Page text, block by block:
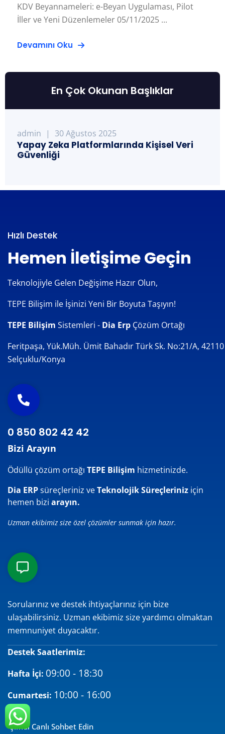
KDV Beyannameleri: e-Beyan Uygulaması, Pilot
İller ve Yeni Düzenlemeler 05/11/2025 ...
Devamını Oku
En Çok Okunan Başlıklar
admin | 30 Ağustos 2025
Yapay Zeka Platformlarında Kişisel Veri
Güvenliği
Hızlı Destek
Hemen İletişime Geçin
Teknolojiyle Gelen Değişime Hazır Olun,
TEPE Bilişim ile İşinizi Yeni Bir Boyuta Taşıyın!
TEPE Bilişim Sistemleri - Dia Erp Çözüm Ortağı
Feritpaşa, Yük.Müh. Ümit Bahadır Türk Sk. No:21/A, 42110
Selçuklu/Konya
0 850 802 42 42
Bizi Arayın
Ödüllü çözüm ortağı TEPE Bilişim hizmetinizde.
Dia ERPsüreçleriniz veTeknolojik Süreçleriniz için
hemen bizi arayın.
Uzman ekibimiz size özel çözümler sunmak için hazır.
Sorularınız ve destek ihtiyaçlarınız için bize
ulaşabilirsiniz. Uzman ekibimiz size yardımcı olmaktan
memnuniyet duyacaktır.
Destek Saatlerimiz:
Hafta İçi: 09:00 - 18:30
Cumartesi: 10:00 - 16:00
Şimdi Canlı Sohbet Edin